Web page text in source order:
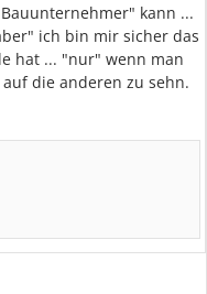
kann ...
ich bin mir sicher das
hat ... "nur" wenn man
die anderen zu sehn.